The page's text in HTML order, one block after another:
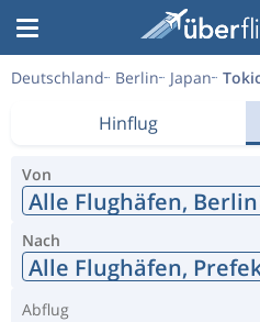
Deutschland Berlin Japan
Hinflug
Von
Alle Flughäfen, Berlin
Nach
Alle Flughäfen,
Abflug